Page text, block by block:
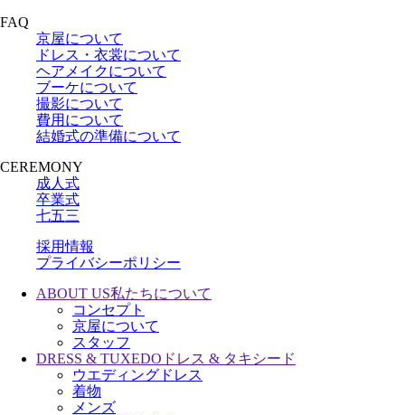
FAQ
京屋について
ドレス・衣裳について
ヘアメイクについて
ブーケについて
撮影について
費用について
結婚式の準備について
CEREMONY
成人式
卒業式
七五三
採用情報
プライバシーポリシー
ABOUT US私たちについて
コンセプト
京屋について
スタッフ
DRESS & TUXEDO ドレス & タキシード
ウエディングドレス
着物
メンズ